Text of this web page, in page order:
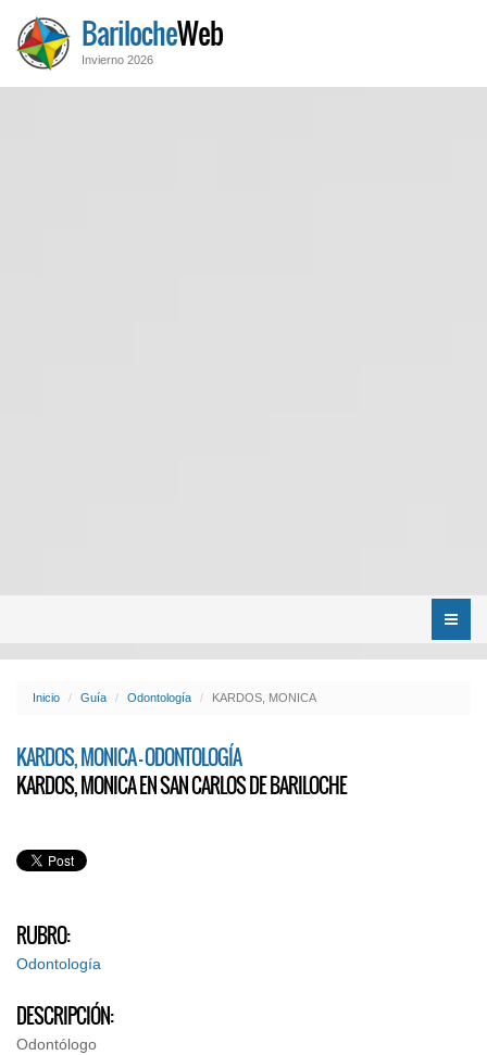
BarilocheWeb
Invierno 2026
Menú
Inicio Guía Odontología KARDOS, MONICA
KARDOS, MONICA - ODONTOLOGÍA
KARDOS, MONICA EN SAN CARLOS DE BARILOCHE
RUBRO:
Odontología
DESCRIPCIÓN:
Odontólogo